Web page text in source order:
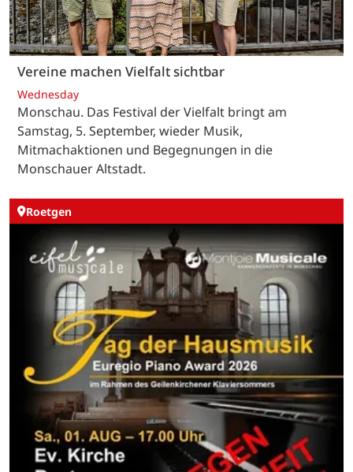
Vereine machen Vielfalt sichtbar
Wednesday
Monschau. Das Festival der Vielfalt bringt am
Samstag, 5. September, wieder Musik,
Mitmachaktionen und Begegnungen in die
Monschauer Altstadt.
Roetgen